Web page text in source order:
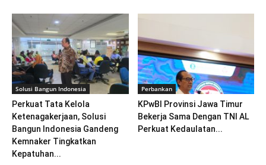
Solusi Bangun Indonesia
Perkuat Tata Kelola
Ketenagakerjaan, Solusi
Bangun Indonesia Gandeng
Kemnaker Tingkatkan
Kepatuhan...
Perbankan
KPwBI Provinsi Jawa Timur
Bekerja Sama Dengan TNI AL
Perkuat Kedaulatan...